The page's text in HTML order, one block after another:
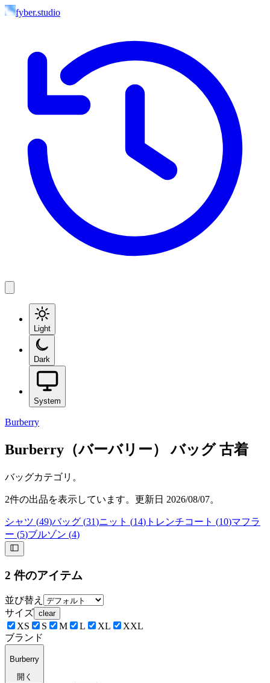
fyber.studio
Light
Dark
System
Burberry
Burberry（バーバリー） バッグ古着
バッグカテゴリ。
2件の出品を表示しています。更新日 2026/08/07。
シャツ (49)バッグ (31)ニット (14) トレンチコート (10)マフラ
ー (5)ブルゾン (4)
2 件のアイテム
並び替え
サイズ clear
XS S M L XL
XXL
ブランド
Burberry
開く